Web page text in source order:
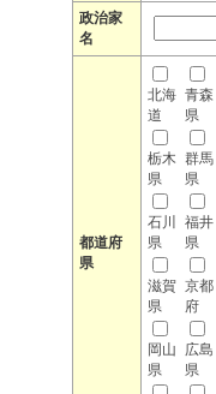
政治家
名
都道府
県
北海
道
青森
県
栃木
県
群馬
県
石川
県
福井
県
滋賀
県
京都
府
岡山
県
広島
県